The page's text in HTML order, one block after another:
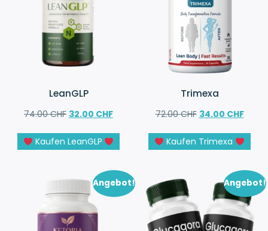
LeanGLP
74.00CHF 32.00 CHF
Kaufen LeanGLP
Trimexa
72.00CHF 34.00 CHF
Kaufen Trimexa
Angebot! Angebot!